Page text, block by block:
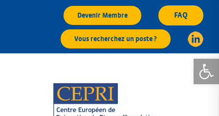
Ouvrir
Devenir Membre FAQ
Vous recherchez un poste ?